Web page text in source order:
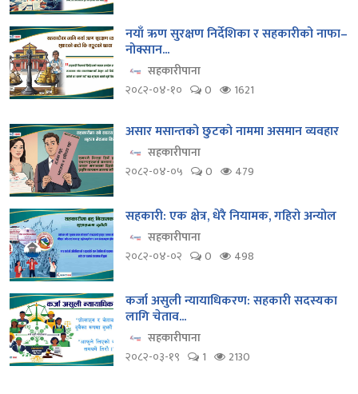
नयाँ ऋण सुरक्षण निर्देशिका र सहकारीको नाफा–
नोक्सान...
सहकारीपाना
२०८२-०४-१०
0 1621
असार मसान्तको छुटको नाममा असमान व्यवहार
सहकारीपाना
२०८२-०४-०५
0 479
सहकारी: एक क्षेत्र, धेरै नियामक, गहिरो अन्योल
सहकारीपाना
२०८२-०४-०२
0 498
कर्जा असुली न्यायाधिकरण: सहकारी सदस्यका
लागि चेताव...
सहकारीपाना
२०८२-०३-१९
1 2130